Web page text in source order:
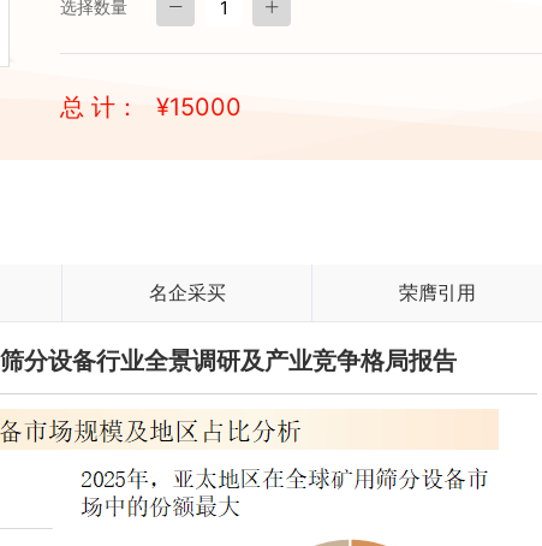
选择数量
总 计： ¥15000
名企采买 荣膺引用
设备行业全景调研及产业竞争格局报告